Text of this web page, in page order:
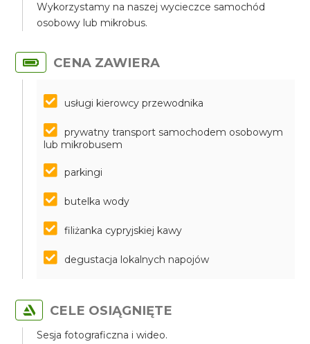
Wykorzystamy na naszej wycieczce samochód
osobowy lub mikrobus.
CENA ZAWIERA
usługi kierowcy przewodnika
prywatny transport samochodem osobowym
lub mikrobusem
parkingi
butelka wody
filiżanka cypryjskiej kawy
degustacja lokalnych napojów
CELE OSIĄGNIĘTE
Sesja fotograficzna i wideo.